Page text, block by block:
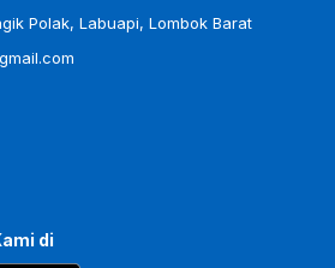
Polak, Labuapi, Lombok Barat
di